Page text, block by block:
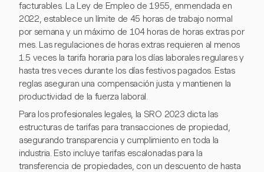
facturables. La Ley de Empleo de 1955, enmendada en
2022, establece un límite de 45 horas de trabajo normal
por semana y un máximo de 104 horas de horas extras por
mes. Las regulaciones de horas extras requieren al menos
1.5 veces la tarifa horaria para los días laborales regulares y
hasta tres veces durante los días festivos pagados. Estas
reglas aseguran una compensación justa y mantienen la
productividad de la fuerza laboral.
Para los profesionales legales, la SRO 2023 dicta las
estructuras de tarifas para transacciones de propiedad,
asegurando transparencia y cumplimiento en toda la
industria. Esto incluye tarifas escalonadas para la
transferencia de propiedades, con un descuento de hasta